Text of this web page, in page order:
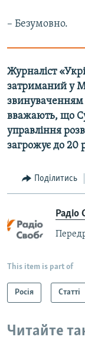
– Безумовно.
Журналіст
затриманий у
звинуваченням
вважають, що
управління
загрожує до 20
Поділитись
Радіо
This item is part of
Росія Статті
Читайте